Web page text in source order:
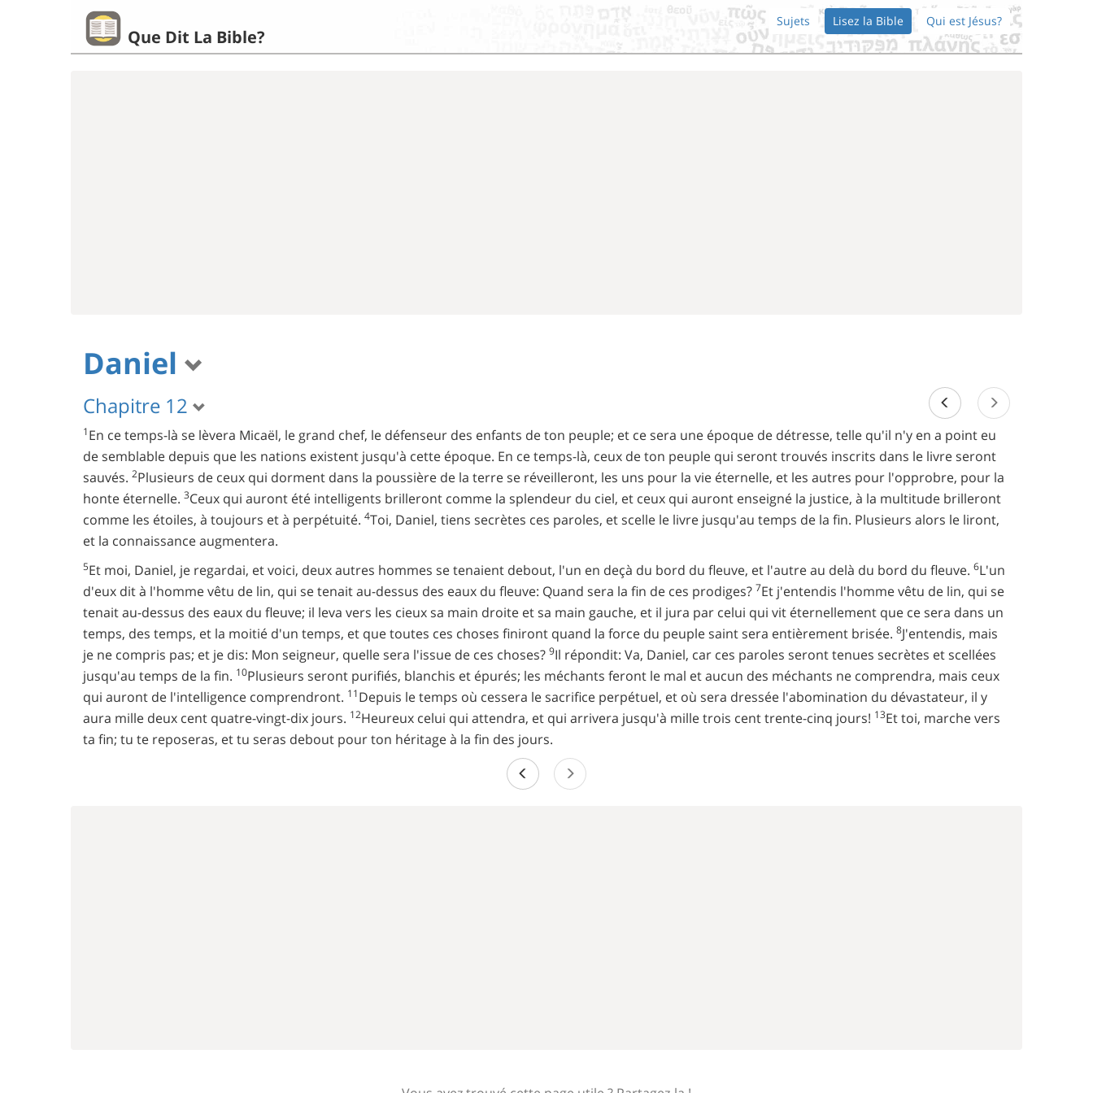
Que Dit La Bible?
Sujets Lisez la Bible Qui est Jésus?
Daniel
Chapitre 12
1En ce temps-là se lèvera Micaël, le grand chef, le défenseur des enfants de ton peuple; et ce sera une époque de détresse, telle qu'il n'y en a point eu
de semblable depuis que les nations existent jusqu'à cette époque. En ce temps-là, ceux de ton peuple qui seront trouvés inscrits dans le livre seront
sauvés. 2Plusieurs de ceux qui dorment dans la poussière de la terre se réveilleront, les uns pour la vie éternelle, et les autres pour l'opprobre, pour la
honte éternelle. 3Ceux qui auront été intelligents brilleront comme la splendeur du ciel, et ceux qui auront enseigné la justice, à la multitude brilleront
comme les étoiles, à toujours et à perpétuité. 4Toi, Daniel, tiens secrètes ces paroles, et scelle le livre jusqu'au temps de la fin. Plusieurs alors le liront,
et la connaissance augmentera.
5Et moi, Daniel, je regardai, et voici, deux autres hommes se tenaient debout, l'un en deçà du bord du fleuve, et l'autre au delà du bord du fleuve. 6L'un
d'eux dit à l'homme vêtu de lin, qui se tenait au-dessus des eaux du fleuve: Quand sera la fin de ces prodiges? 7Et j'entendis l'homme vêtu de lin, qui se
tenait au-dessus des eaux du fleuve; il leva vers les cieux sa main droite et sa main gauche, et il jura par celui qui vit éternellement que ce sera dans un
temps, des temps, et la moitié d'un temps, et que toutes ces choses finiront quand la force du peuple saint sera entièrement brisée. 8J'entendis, mais
je ne compris pas; et je dis: Mon seigneur, quelle sera l'issue de ces choses? 9Il répondit: Va, Daniel, car ces paroles seront tenues secrètes et scellées
jusqu'au temps de la fin. 10Plusieurs seront purifiés, blanchis et épurés; les méchants feront le mal et aucun des méchants ne comprendra, mais ceux
qui auront de l'intelligence comprendront. 11Depuis le temps où cessera le sacrifice perpétuel, et où sera dressée l'abomination du dévastateur, il y
aura mille deux cent quatre-vingt-dix jours. 12Heureux celui qui attendra, et qui arrivera jusqu'à mille trois cent trente-cinq jours! 13Et toi, marche vers
ta fin; tu te reposeras, et tu seras debout pour ton héritage à la fin des jours.